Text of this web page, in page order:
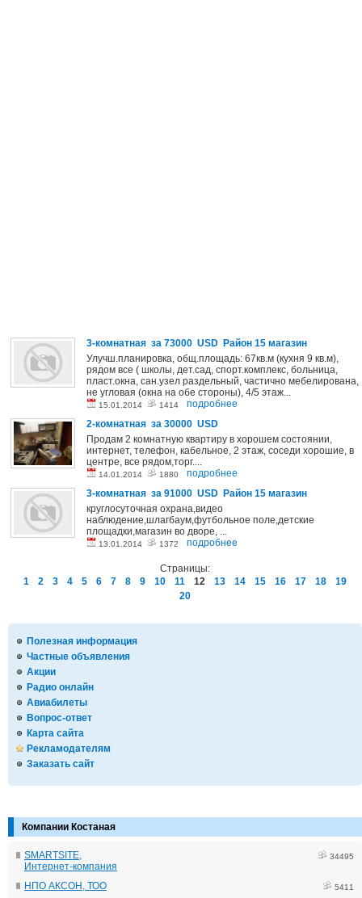
Полезная информация
Частные объявления
Акции
Радио онлайн
Авиабилеты
Вопрос-ответ
Карта сайта
Рекламодателям
Заказать сайт
Компании Костаная
SMARTSITE,
Интернет-компания
34495
НПО АКСОН, ТОО 5411
3-комнатная за 73000 USD Район 15 магазин
Улучш.планировка, общ.площадь: 67кв.м (кухня 9 кв.м),
рядом все ( школы, дет.сад, спорт.комплекс, больница,
пласт.окна, сан.узел раздельный, частично мебелирована,
не угловая (окна на обе стороны), 4/5 этаж...
15.01.2014 1414
подробнее
2-комнатная за 30000 USD
Продам 2 комнатную квартиру в хорошем состоянии,
интернет, телефон, кабельное, 2 этаж, соседи хорошие, в
центре, все рядом,торг....
14.01.2014 1880
подробнее
3-комнатная за 91000 USD Район 15 магазин
круглосуточная охрана,видео
наблюдение,шлагбаум,футбольное поле,детские
площадки,магазин во дворе, ...
13.01.2014 1372 подробнее
Страницы:
1
2 3 4 5 6 7 8 9 10 11 12 13 14 15 16 17 18
19
20